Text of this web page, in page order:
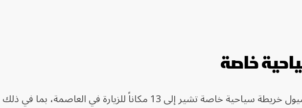
خاصة
أصدرت مدينة سيول خريطة سياحية خاصة تشير إلى 13 مكاناً للزيارة في العاصمة،